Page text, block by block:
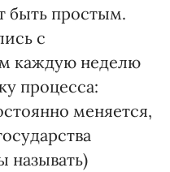
быть простым.
с
каждую неделю
процесса:
меняется,
называть)